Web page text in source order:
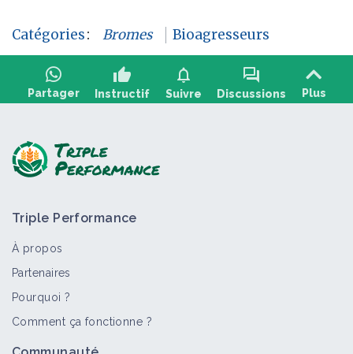
Catégories: Bromes Bioagresseurs
Partager
thumb_up
Instructif
notifications
Suivre
forum
Discussions Plus
Triple Performance
À propos
Partenaires
Pourquoi ?
Comment ça fonctionne ?